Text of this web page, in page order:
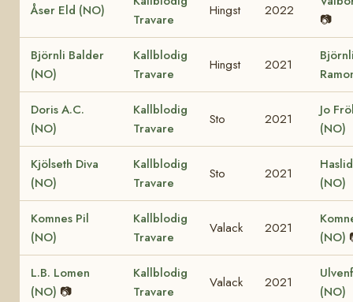
Åser Eld (NO)
Travare
Hingst 2022
📷
Björnli Balder
(NO)
Kallblodig
Travare
Hingst 2021
Doris A.C.
(NO)
Kallblodig
Travare
Sto 2021
Jo
(NO)
Kjölseth Diva
(NO)
Kallblodig
Travare
Sto 2021
(NO)
Komnes Pil
(NO)
Kallblodig
Travare
Valack 2021
(NO)
L.B. Lomen
(NO) 📷
Kallblodig
Travare
Valack 2021
(NO)